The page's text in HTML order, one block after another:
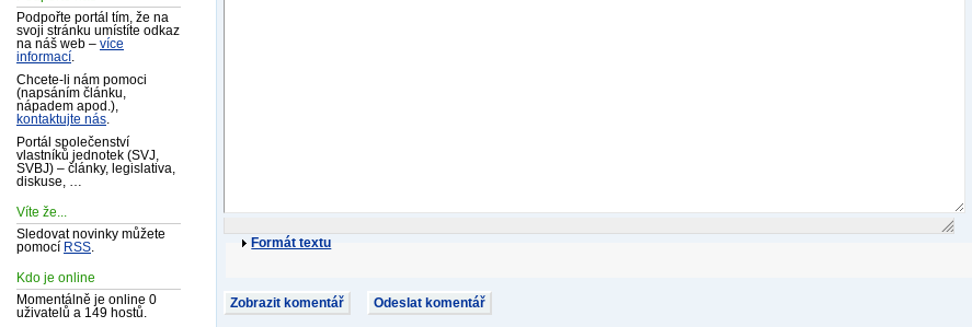
Podpořte portál tím, že na
svoji stránku umístíte odkaz
na náš web – více
informací
Chcete-li nám pomoci
(napsáním článku,
nápadem apod.),
kontaktujte nás
Portál společenství
vlastníků jednotek (SVJ,
SVBJ) – články, legislativa,
diskuse, …
Víte že...
Sledovat novinky můžete
pomocí RSS
Kdo je online
Momentálně je online 0
uživatelů a 149 hostů.
Formát textu